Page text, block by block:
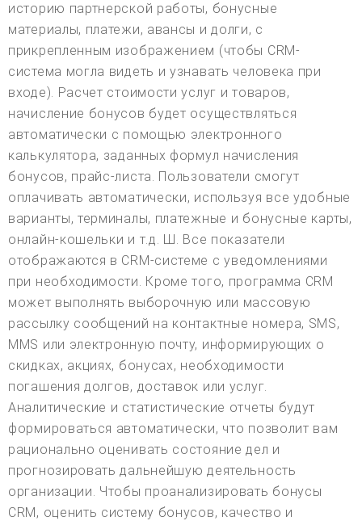
историю партнерской работы, бонусные
материалы, платежи, авансы и долги, с
прикрепленным изображением (чтобы CRM-
система могла видеть и узнавать человека при
входе). Расчет стоимости услуг и товаров,
начисление бонусов будет осуществляться
автоматически с помощью электронного
калькулятора, заданных формул начисления
бонусов, прайс-листа. Пользователи смогут
оплачивать автоматически, используя все удобные
варианты, терминалы, платежные и бонусные карты,
онлайн-кошельки и т.д. Ш. Все показатели
отображаются в CRM-системе с уведомлениями
при необходимости. Кроме того, программа CRM
может выполнять выборочную или массовую
рассылку сообщений на контактные номера, SMS,
MMS или электронную почту, информирующих о
скидках, акциях, бонусах, необходимости
погашения долгов, доставок или услуг.
Аналитические и статистические отчеты будут
формироваться автоматически, что позволит вам
рационально оценивать состояние дел и
прогнозировать дальнейшую деятельность
организации. Чтобы проанализировать бонусы
CRM, оценить систему бонусов, качество и